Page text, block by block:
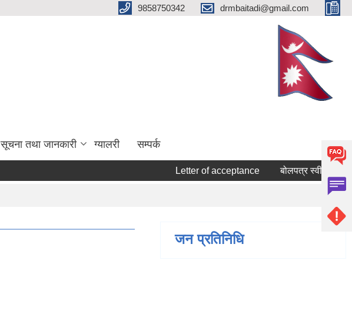
9858750342 drmbaitadi@gmail.com
सूचना तथा जानकारी ग्यालरी सम्पर्क
Letter of acceptance बोलपत्र स्वीकृत गर्ने
जन प्रतिनिधि